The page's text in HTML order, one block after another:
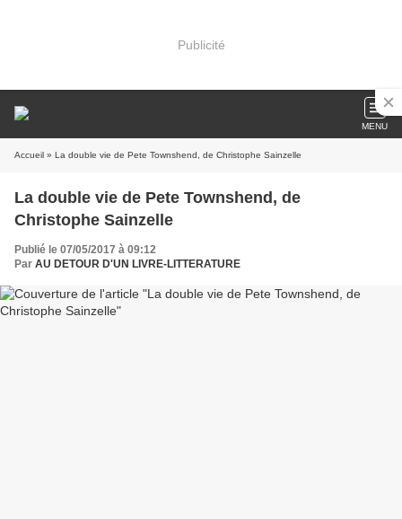
Publicité
MENU
Accueil » La double vie de Pete Townshend, de Christophe Sainzelle
La double vie de Pete Townshend, de
Christophe Sainzelle
Publié le 07/05/2017 à 09:12
Par AU DETOUR D'UN LIVRE-LITTERATURE